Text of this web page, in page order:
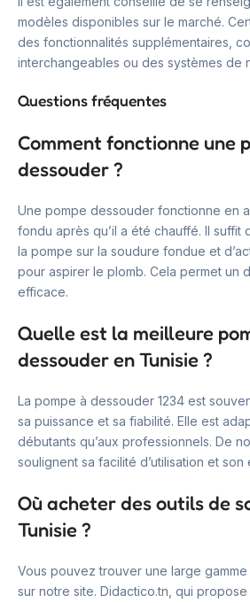
modèles disponibles sur le marché.
des fonctionnalités supplémentaires,
interchangeables ou des systèmes de
Questions fréquentes
Comment fonctionne une
dessouder ?
Une pompe dessouder fonctionne en
fondu après qu’il a été chauffé. Il suffit
la pompe sur la soudure fondue et
pour aspirer le plomb. Cela permet un
efficace.
Quelle est la meilleure
dessouder en Tunisie ?
La pompe à dessouder 1234 est
sa puissance et sa fiabilité. Elle est
débutants qu’aux professionnels. De
soulignent sa facilité d’utilisation et son
Où acheter des outils de
Tunisie ?
Vous pouvez trouver une large gamme
sur notre site. Didactico.tn, qui